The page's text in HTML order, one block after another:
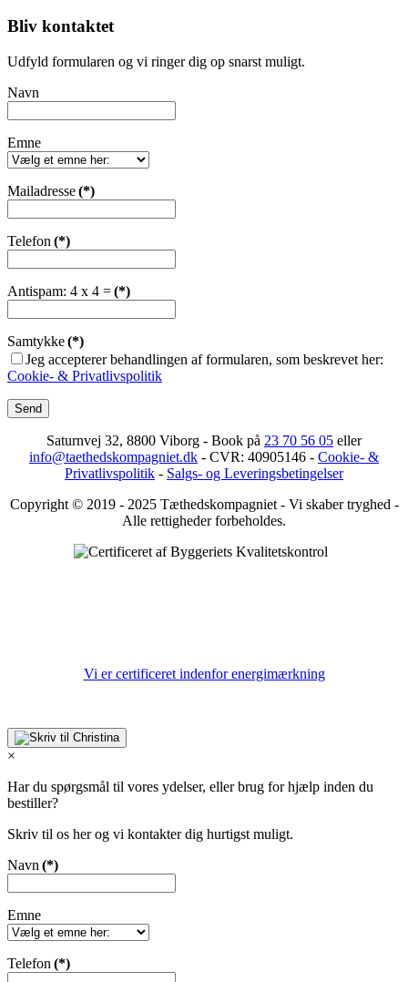
Bliv kontaktet
Udfyld formularen og vi ringer dig op snarst muligt.
Navn
Emne
Mailadresse(*)
Telefon (*)
Antispam: 4 x 4 =(*)
Samtykke(*)
Jeg accepterer behandlingen af formularen, som beskrevet her:
Cookie- & Privatlivspolitik
Send
Saturnvej 32, 8800 Viborg - Book på 23 70 56 05 eller
info@taethedskompagniet.dk - CVR: 40905146 - Cookie- &
Privatlivspolitik - Salgs- og Leveringsbetingelser
Copyright © 2019 - 2025 Tæthedskompagniet - Vi skaber tryghed -
Alle rettigheder forbeholdes.
Vi er certificeret indenfor energimærkning
×
Har du spørgsmål til vores ydelser, eller brug for hjælp inden du
bestiller?
Skriv til os her og vi kontakter dig hurtigst muligt.
Navn (*)
Emne
Telefon (*)